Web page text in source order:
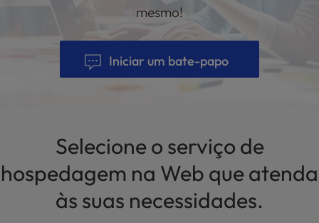
mesmo!
Iniciar um bate-papo
Selecione o serviço de
hospedagem na Web que atenda
às suas necessidades.